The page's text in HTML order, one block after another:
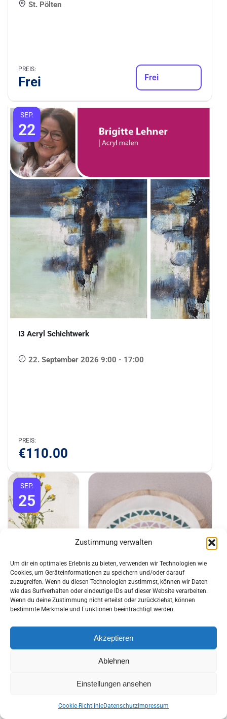
Zustimmung verwalten
Um dir ein optimales Erlebnis zu bieten, verwenden wir Technologien wie
Cookies, um Geräteinformationen zu speichern und/oder darauf
zuzugreifen. Wenn du diesen Technologien zustimmst, können wir Daten
wie das Surfverhalten oder eindeutige IDs auf dieser Website verarbeiten.
Wenn du deine Zustimmung nicht erteilst oder zurückziehst, können
bestimmte Merkmale und Funktionen beeinträchtigt werden.
Akzeptieren
Ablehnen
Einstellungen ansehen
Cookie-RichtlinieDatenschutz Impressum
St. Pölten
PREIS:
Frei Frei
SEP.
22
I3 Acryl Schichtwerk
22. September 2026 9:00 - 17:00
PREIS:
€110.00
SEP.
25
Workshop Kreativ mit Mosaik
25. September 2026 10:00 - 17:00